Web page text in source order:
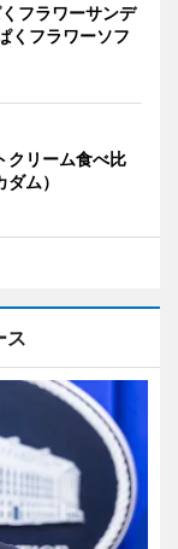
フラワーサンデ
くフラワーソフ
クリーム食べ比
ム）
ス